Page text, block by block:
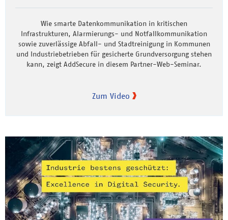
Wie smarte Datenkommunikation in kritischen
Infrastrukturen, Alarmierungs- und Notfallkommunikation
sowie zuverlässige Abfall- und Stadtreinigung in Kommunen
und Industriebetrieben für gesicherte Grundversorgung stehen
kann, zeigt AddSecure in diesem Partner-Web-Seminar.
Zum Video